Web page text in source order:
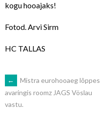
kogu hooajaks!
Fotod. Arvi Sirm
HC TALLAS
POST
NAVIGATION
←
Mistra eurohooaeg lõppes
avaringis roomz JAGS Vöslau
vastu.